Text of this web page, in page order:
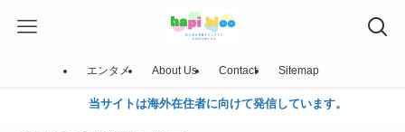
エンタメ About Us Contact Sitemap
当サイトは海外在住者に向けて発信しています。